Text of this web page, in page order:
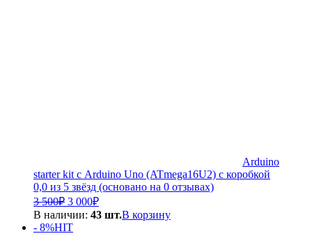
Arduino
starter kit с Arduino Uno (ATmega16U2) с коробкой
0,0 из 5 звёзд (основано на 0 отзывах)
3 500₽ Первоначальная
цена
составляла
3
3 000₽Текущая
цена:
В наличии: 43 шт.В корзину
- 8%HIT